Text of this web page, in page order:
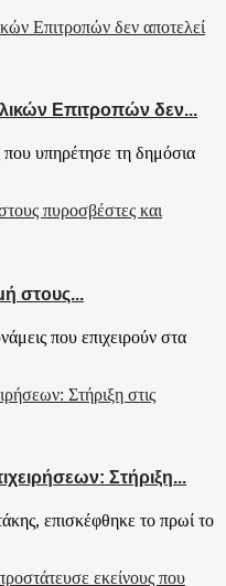
Επιτροπών δεν...
υπηρέτησε τη δημόσια
στους...
που επιχειρούν στα
Στήριξη...
επισκέφθηκε το πρωί το